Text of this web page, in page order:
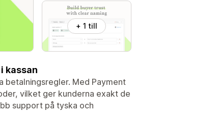
+ 1 till
kassan
betalningsregler. Med Payment
vilket ger kunderna exakt de
support på tyska och